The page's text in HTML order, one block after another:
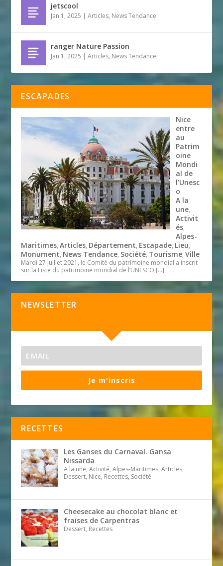
jetscool
Jan 1, 2025 |Articles, News Tendance
ranger Nature Passion
Jan 1, 2025 |Articles, News Tendance
ESCAPADES
Nice
entre
au
Patrim
oine
Mondi
al de
l’Unesc
o
A la
une,
Activit
és,
Alpes-
Maritimes,Articles, Département, Escapade, Lieu,
Monument, News Tendance, Société, Tourisme,Ville
Mardi 27 juillet 2021, le Comité du patrimoine mondial a inscrit
sur la Liste du patrimoine mondial de l’UNESCO […]
NEWSLETTER
Je m'inscris
RECETTES
Les Ganses du Carnaval. Gansa
Nissarda
A la une, Activité, Alpes-Maritimes, Articles,
Dessert, Nice, Recettes, Société
Cheesecake au chocolat blanc et
fraises de Carpentras
Dessert, Recettes